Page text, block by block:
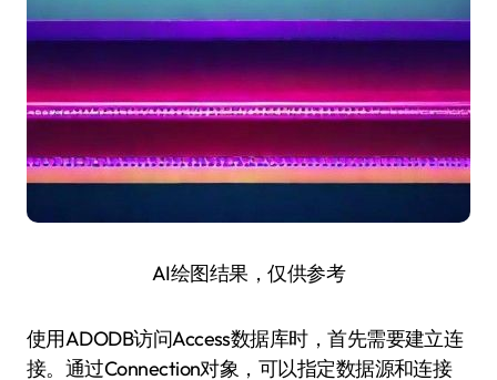
AI绘图结果，仅供参考
使用ADODB访问Access数据库时，首先需要建立连
接。通过Connection对象，可以指定数据源和连接